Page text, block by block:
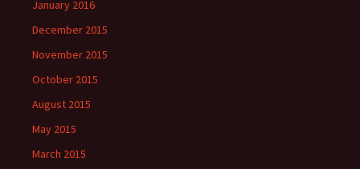
January 2016
December 2015
November 2015
October 2015
August 2015
May 2015
March 2015